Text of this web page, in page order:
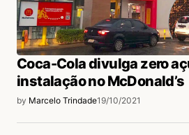
Coca-Cola divulga zero
instalação no McDonald’s
by Marcelo Trindade19/10/2021